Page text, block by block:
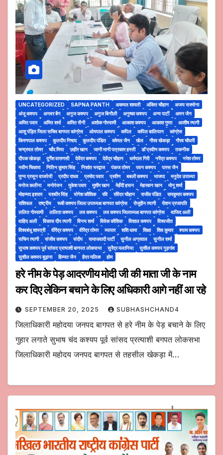
UNCATEGORIZED SAPNA PANTH अकमल शामली अंकित चौहान
अजय सक्सेना
अंजू कश्यप
अनवर बैग अनुज कश्यप अनुज बिनौली अनुष्का कश्यप अन्य पार्टी
अमन जैन
अमित पवार
अमित शर्मा अमित सैनी अशोक गोस्वामी आकाश कश्यप आकाश गुप्ता
आशीष त्यागी
आशु पंड़ित जिला सचिव बागपत कांग्रेस
ओमपाल कश्यप कपिल कपिल बालियान
कांग्रेस
किरणपाल कश्यप
कुलदीप निषाद कुलदीप पंडित कोमल जैन खेल गौरव खेकड़ा
गौरव चौधरी
चन्द्रमल तोमर
चाँद मिया ज़हीर खान जानी मानी पत्रकार हस्ती डॉ प्रवीण कश्यप
तकनीक
दीपक खेकड़ा
दुर्गेश वाराणसी देवेंदर कश्यप देवेंद्र चौहान धर्मपाल गिरी नरेंद्र कश्यप
नरेश तोमर
नवीन चिकारा
नितिन कुमार सिंह निशांत भरद्वाज पंकज तोमर पवन कश्यप
पारस जैन
पुण्य प्रसून वाजपेयी
प्रदीप राघव प्रमोद पवार प्रवीण बबली कश्यप भाजपा
मनुदेव उपाध्या
मनोज कलीना
मनोरंजन मुकेश पवार मुशीर खान मेहँदी हसन मेहरबान खान
मोनू शर्मा
मोहम्मद इशरार
यशवीर सिंह योगेश कौशिक रवि रविंदर चौहान राजीव पंडित
रामकुमार कश्यप
राशिफल
राष्ट्रीय रूबी कश्यप जिला उपाध्यक्ष बागपत कांग्रेस रोजुद्दीन त्यागी
रोशन प्रजापति
ललित गोस्वामी
ललिता कश्यप लव कश्यप लव कश्यप जिलाध्यक्ष बागपत कांग्रेस
वाजिद अली
वाहिद अली
विकास दीप त्यागी विनय शर्मा विवेक कौशिक विशाल कश्यप
विश्वजीत
विश्वबंधु शास्त्री
वीरेंद्र कश्यप वीरेंद्र तोमर व्यापार शशि धामा शिक्षा शिव कुमार
श्याम कश्यप
सचिन त्यागी
संजीव कश्यप संदीप समाजवादी पार्टी सुनील अग्रवाल
सुनील शर्मा
सुभाष कश्यप पूर्व सांसद प्रत्याशी बागपत लोकसभा
सुरेंद्र मलानिया
सुशील कश्यप गुड़गांव
सुशील कश्यप बुढ़ाना
हिम्मत जैन हैदर मलिक होम
हरे नीम के पेड़ आदरणीय मोदी जी की माता जी के नाम
कर दिए लेकिन बचाने के लिए अधिकारी आगे नहीं आ रहे
SEPTEMBER 20, 2025 SUBHASHCHAND4
जिलाधिकारी महोदया जनपद बागपत से हरे नीम के पेड़ बचाने के लिए
गुहार लगाते सुभाष चंद कश्यप पूर्व सांसद प्रत्याशी बगपत लोकसभा
जिलाधिकारी महोदय जनपद बागपत से तहसील खेकड़ा में…